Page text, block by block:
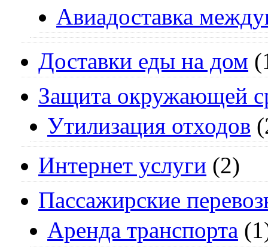
Авиадоставка
Доставки еды на дом
Защита окружающей
Утилизация отходов
Интернет услуги (2)
Пассажирские
Аренда транспорта